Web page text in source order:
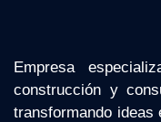
Empresa
construcción y
transformando